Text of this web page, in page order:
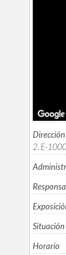
Dirección
2. E-
Situación
Horario